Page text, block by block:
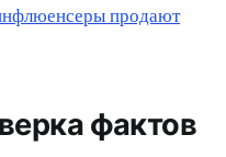
продают
фактов